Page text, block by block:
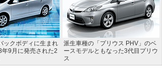
ックボディに生まれ
9月に発売された2
派生車種の「プリウス PHV」のベ
ースモデルともなった3代目プリウ
ス